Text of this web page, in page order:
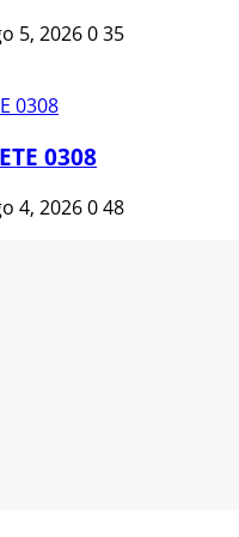
5, 2026035
0308
4, 2026048